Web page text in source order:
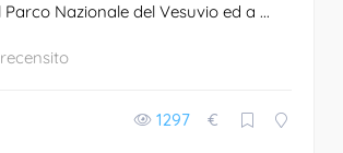
Nazionale del Vesuvio ed a ...
1297 €